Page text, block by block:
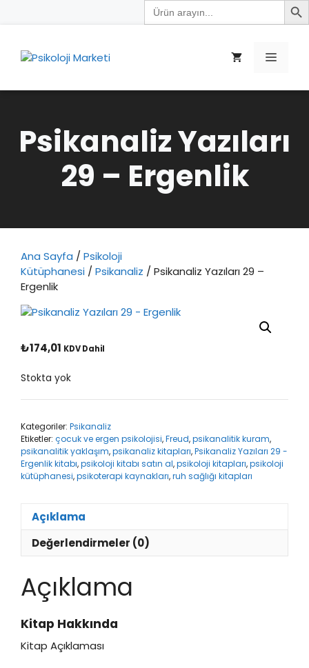
Search
for:
Menü
Psikanaliz Yazıları
29 – Ergenlik
Ana Sayfa / Psikoloji
Kütüphanesi / Psikanaliz / Psikanaliz Yazıları 29 –
Ergenlik
₺174,01 KDV Dahil
Stokta yok
Kategoriler: Psikanaliz
Etiketler: çocuk ve ergen psikolojisi,Freud,psikanalitik kuram,
psikanalitik yaklaşım,psikanaliz kitapları,Psikanaliz Yazıları 29 -
Ergenlik kitabı,psikoloji kitabı satın al,psikoloji kitapları,psikoloji
kütüphanesi,psikoterapi kaynakları,ruh sağlığı kitapları
Açıklama
Değerlendirmeler (0)
Açıklama
Kitap Hakkında
Kitap Açıklaması